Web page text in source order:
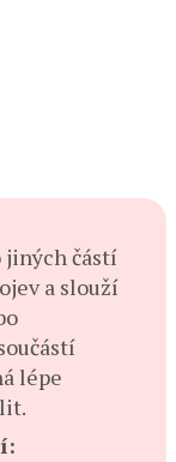
jiných částí
a slouží
lépe